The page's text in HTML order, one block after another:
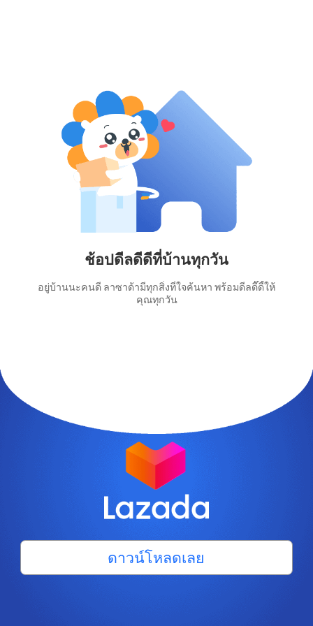
ช้อปดีลดีดีที่บ้านทุกวัน
อยู่บ้านนะคนดี ลาซาด้ามีทุกสิ่งที่ใจค้นหา พร้อมดีลดี๊ดี้ให้
คุณทุกวัน
ดาวน์โหลดเลย